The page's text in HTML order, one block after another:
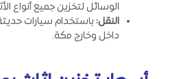
الوسائل لتخزين جميع أنواع
النقل: باستخدام سيارات
داخل وخارج مكة.